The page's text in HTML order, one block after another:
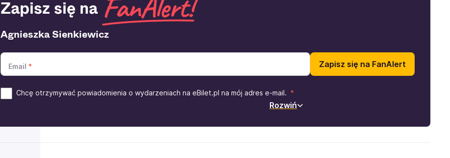
Zapisz się na
Agnieszka Sienkiewicz
Email Zapisz się na FanAlert
Chcę otrzymywać powiadomienia o wydarzeniach na eBilet.pl na mój adres e-mail.
Rozwiń